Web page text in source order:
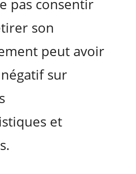
pas consentir
son
peut avoir
sur
et
Si l’écart
devant ce
ajuster la
»